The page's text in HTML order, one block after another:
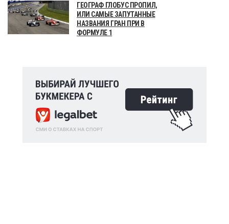
ГЕОГРАФ ГЛОБУС ПРОПИЛ,
ИЛИ САМЫЕ ЗАПУТАННЫЕ
НАЗВАНИЯ ГРАН ПРИ В
ФОРМУЛЕ 1